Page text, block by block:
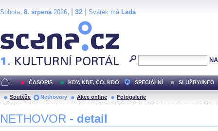
Sobota, 8. srpena2026, | 32 Svátek má Lada
ČASOPIS KDY, KDE, CO, KDO SPECIÁLNÍ SLUŽBY/INFO
Soutěže Nethovory Akce online Fotogalerie
NETHOVOR - detail